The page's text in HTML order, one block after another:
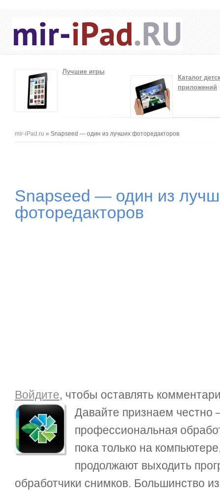
Лучшие игры
Каталог
приложений
Вы здесь
mir-iPad.ru » Snapseed — один из лучших фоторедакторов
Snapseed — один из
фоторедакторов
Войдите, чтобы оставлять
Давайте признаем
профессиональная
пока только на
продолжают выходить
обработчики снимков. Большинство